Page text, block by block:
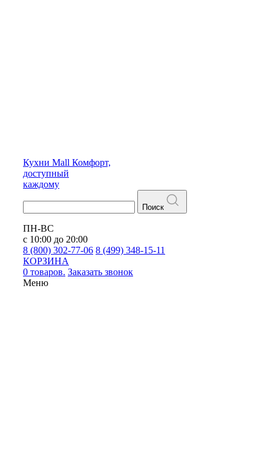
Кухни Mall Комфорт,
доступный
каждому
Поиск
ПН-ВС
с 10:00 до 20:00
8 (800) 302-77-06 8 (499) 348-15-11
КОРЗИНА
0 товаров. Заказать звонок
Меню